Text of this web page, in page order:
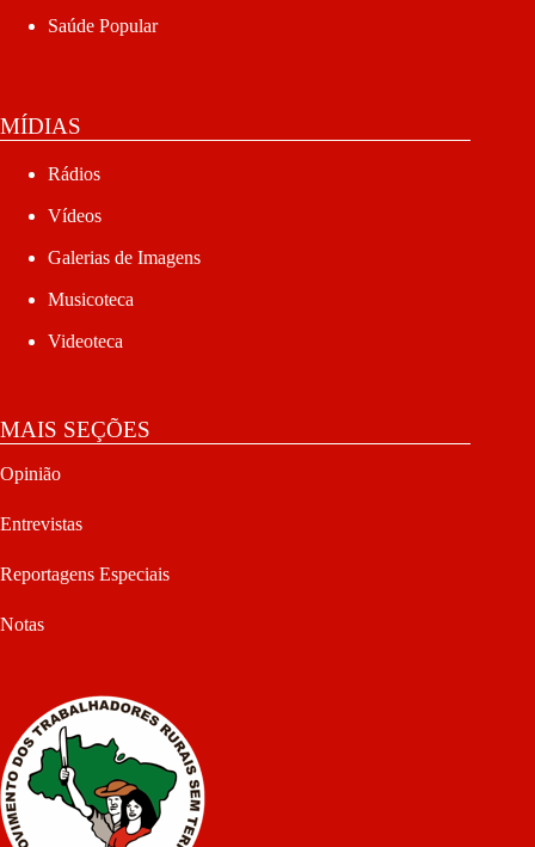
Saúde Popular
MÍDIAS
Rádios
Vídeos
Galerias de Imagens
Musicoteca
Videoteca
MAIS SEÇÕES
Opinião
Entrevistas
Reportagens Especiais
Notas